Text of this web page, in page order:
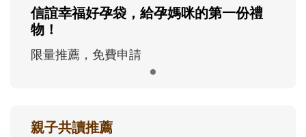
信誼幸福好孕袋，給孕媽咪的第一份禮
物！
限量推薦，免費申請
親子共讀推薦